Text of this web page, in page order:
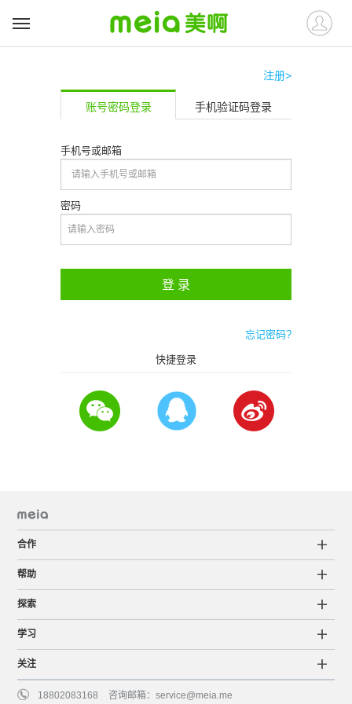
注册>
账号密码登录 手机验证码登录
手机号或邮箱
密码
登 录
快捷登录
忘记密码?
合作
帮助
探索
学习
关注
18802083168 咨询邮箱：service@meia.me